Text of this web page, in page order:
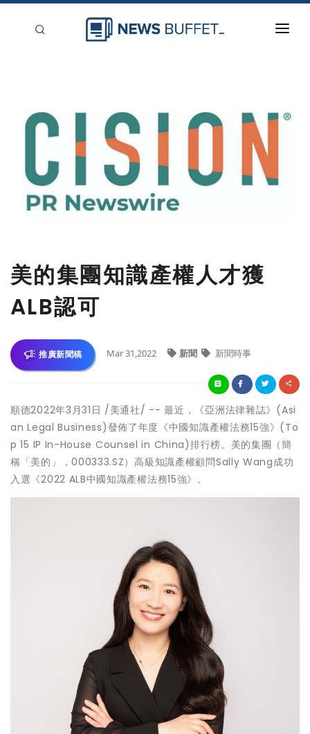
登入
美的集團知識產權人才獲
ALB認可
推廣新聞稿 Mar 31,2022 新聞 新聞時事
順德2022年3月31日 /美通社/ -- 最近，《亞洲法律雜誌》(Asi
an Legal Business)發佈了年度《中國知識產權法務15強》(To
p 15 IP In-House Counsel in China)排行榜。美的集團（簡
稱「美的」，000333.SZ）高級知識產權顧問Sally Wang成功
入選《2022 ALB中國知識產權法務15強》。